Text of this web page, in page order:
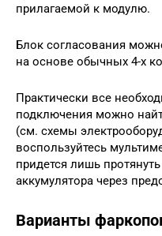
прилагаемой к модулю.
Блок согласования
на основе обычных 4-х
Практически все
подключения можно
(см. схемы
воспользуйтесь
придется лишь
аккумулятора через
Варианты